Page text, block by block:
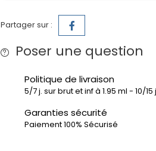
Partager sur :
Poser une question
Politique de livraison
5/7 j. sur brut et inf à 1.95 ml - 10/
Garanties sécurité
Paiement 100% Sécurisé